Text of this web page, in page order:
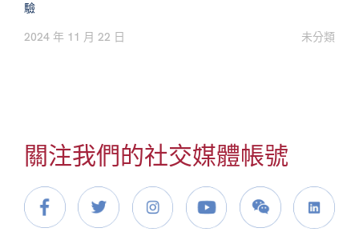
驗
2024 年 11 月 22 日
未分類
關注我們的社交媒體帳號